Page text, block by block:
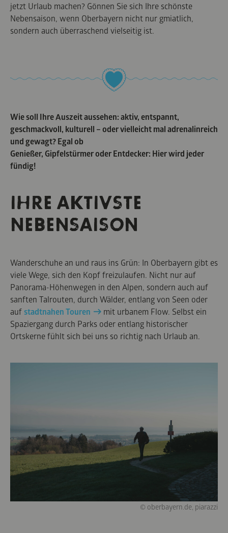
jetzt Urlaub machen? Gönnen Sie sich Ihre schönste
Nebensaison, wenn Oberbayern nicht nur gmiatlich,
sondern auch überraschend vielseitig ist.
Wie soll Ihre Auszeit aussehen: aktiv, entspannt,
geschmackvoll, kulturell – oder vielleicht mal adrenalinreich
und gewagt? Egal ob
Genießer, Gipfelstürmer oder Entdecker: Hier wird jeder
fündig!
IHRE AKTIVSTE
NEBENSAISON
Wanderschuhe an und raus ins Grün: In Oberbayern gibt es
viele Wege, sich den Kopf freizulaufen. Nicht nur auf
Panorama-Höhenwegen in den Alpen, sondern auch auf
sanften Talrouten, durch Wälder, entlang von Seen oder
aufstadtnahen Touren
mit urbanem Flow. Selbst ein
Spaziergang durch Parks oder entlang historischer
Ortskerne fühlt sich bei uns so richtig nach Urlaub an.
© oberbayern.de, piarazzi